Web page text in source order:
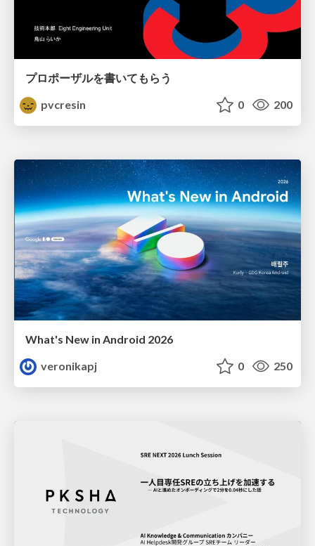
プロポーザルを書いてもらう
pvcresin
0 200
What's New in Android 2026
veronikapj
0 250